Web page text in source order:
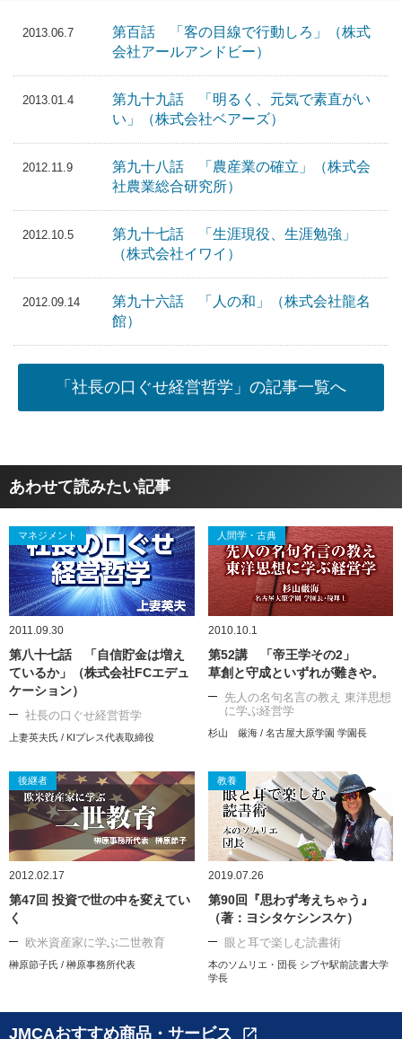
2013.06.7
第百話 「客の目線で行動しろ」（株式
会社アールアンドビー）
2013.01.4
第九十九話 「明るく、元気で素直がい
い」（株式会社ベアーズ）
2012.11.9
第九十八話 「農産業の確立」（株式会
社農業総合研究所）
2012.10.5
第九十七話 「生涯現役、生涯勉強」
（株式会社イワイ）
2012.09.14
第九十六話 「人の和」（株式会社龍名
館）
「社長の口ぐせ経営哲学」の記事一覧へ
あわせて読みたい記事
マネジメント
2011.09.30
第八十七話 「自信貯金は増え
ているか」（株式会社FCエデュ
ケーション）
社長の口ぐせ経営哲学
上妻英夫氏 / KIプレス代表取締役
人間学・古典
2010.10.1
第52講 「帝王学その2」
草創と守成といずれが難きや。
先人の名句名言の教え 東洋思想
に学ぶ経営学
杉山 厳海 / 名古屋大原学園 学園長
後継者
2012.02.17
第47回 投資で世の中を変えてい
く
欧米資産家に学ぶ二世教育
榊原節子氏 / 榊原事務所代表
教養
2019.07.26
第90回『思わず考えちゃう』
（著：ヨシタケシンスケ）
眼と耳で楽しむ読書術
本のソムリエ・団長 シブヤ駅前読書大学
学長
JMCAおすすめ商品・サービス open_in_new